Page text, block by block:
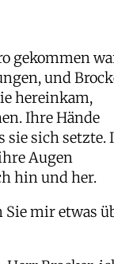
gekommen
und
hereinkam,
Ihre Hände
sich setzte.
Augen
hin und her.
Sie mir etwas